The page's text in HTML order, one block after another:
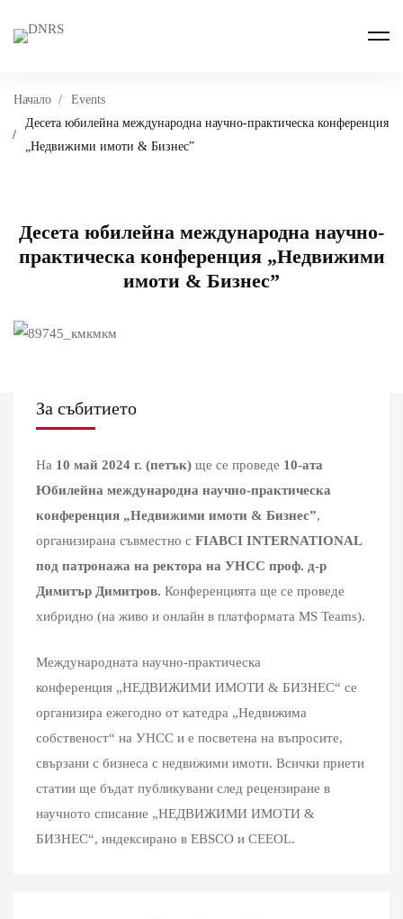
Начало
Events
Десета юбилейна международна научно-практическа конференция
„Недвижими имоти & Бизнес”
Десета юбилейна международна научно-
практическа конференция „Недвижими
имоти & Бизнес”
За събитието
На 10 май 2024 г. (петък) ще се проведе 10-ата
Юбилейна международна научно-практическа
конференция „Недвижими имоти & Бизнес”,
организирана съвместно с FIABCI INTERNATIONAL
под патронажа на ректора на УНСС проф. д-р
Димитър Димитров. Конференцията ще се проведе
хибридно (на живо и онлайн в платформата MS Teams).
Международната научно-практическа
конференция „НЕДВИЖИМИ ИМОТИ & БИЗНЕС“ се
организира ежегодно от катедра „Недвижима
собственост“ на УНСС и е посветена на въпросите,
свързани с бизнеса с недвижими имоти. Всички приети
статии ще бъдат публикувани след рецензиране в
научното списание „НЕДВИЖИМИ ИМОТИ &
БИЗНЕС“, индексирано в EBSCO и CEEOL.